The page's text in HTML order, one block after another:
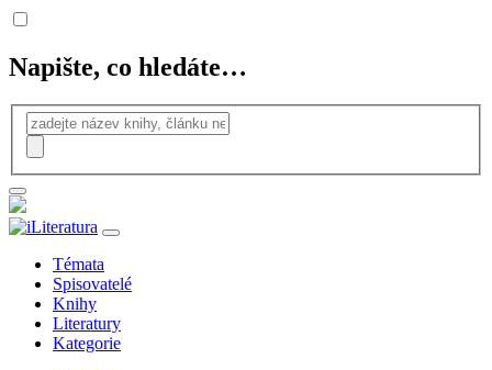
Napište, co hledáte…
Témata
Spisovatelé
Knihy
Literatury
Kategorie